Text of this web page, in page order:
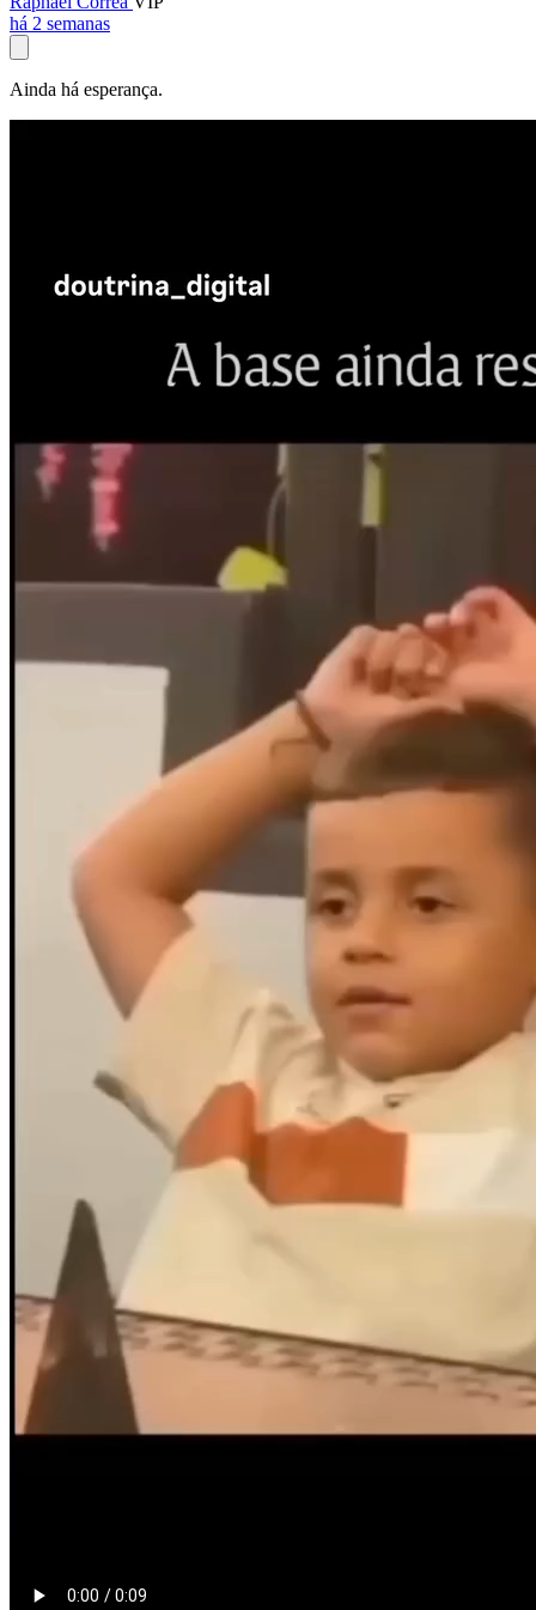
há 2 semanas
Ainda há esperança.